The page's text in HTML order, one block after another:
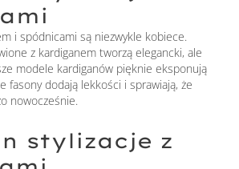
i spódnicami są niezwykle kobiece.
z kardiganem tworzą elegancki, ale
modele kardiganów pięknie eksponują
fasony dodają lekkości i sprawiają, że
nowocześnie.
stylizacje z